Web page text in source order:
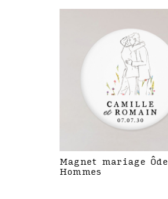
Magnet mariage Ôde
Hommes